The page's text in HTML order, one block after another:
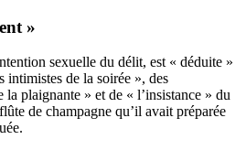
»
sexuelle du délit, est « déduite »
intimistes de la soirée », des
la plaignante » et de « l’insistance » du
de champagne qu’il avait préparée